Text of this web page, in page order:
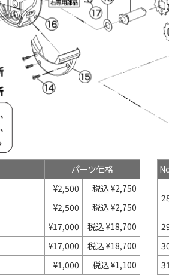
パーツ価格
¥2,500
税込 ¥2,750
¥2,500 税込 ¥2,750
¥17,000
税込 ¥18,700
¥17,000
税込 ¥18,700
¥1,000
税込 ¥1,100
31